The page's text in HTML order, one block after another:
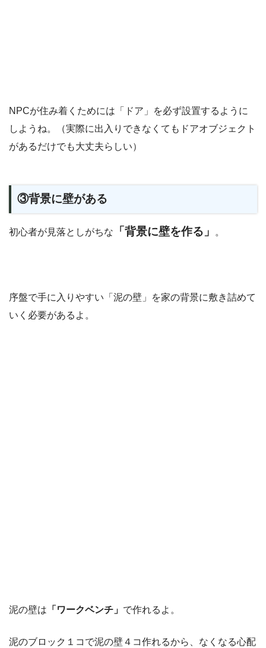
NPCが住み着くためには「ドア」を必ず設置するように
しようね。（実際に出入りできなくてもドアオブジェクト
があるだけでも大丈夫らしい）
③背景に壁がある
初心者が見落としがちな 「背景に壁を作る」 。
序盤で手に入りやすい「泥の壁」を家の背景に敷き詰めて
いく必要があるよ。
泥の壁は 「ワークベンチ」 で作れるよ。
泥のブロック１コで泥の壁４コ作れるから、なくなる心配